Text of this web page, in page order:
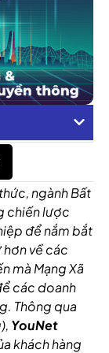
ngành Bất
chiến lược
để nắm bắt
về các
mà Mạng Xã
các doanh
Thông qua
YouNet
khách hàng